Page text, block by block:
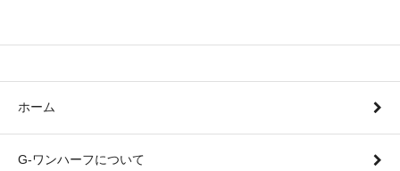
ホーム
G-ワンハーフについて